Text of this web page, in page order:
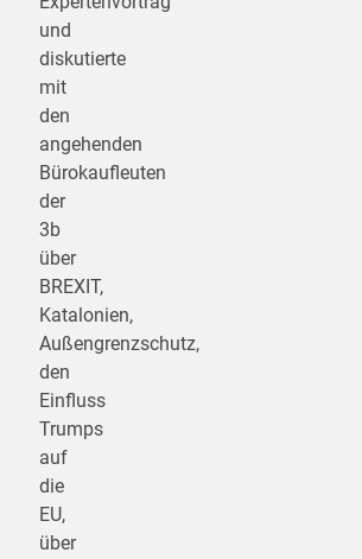
und
diskutierte
mit
den
angehenden
Bürokaufleuten
der
3b
über
BREXIT,
Katalonien,
Außengrenzschutz,
den
Einfluss
Trumps
auf
die
EU,
über